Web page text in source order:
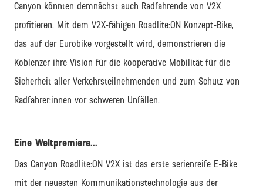
Canyon könnten demnächst auch Radfahrende von V2X
profitieren. Mit dem V2X-fähigen Roadlite:ON Konzept-Bike,
das auf der Eurobike vorgestellt wird, demonstrieren die
Koblenzer ihre Vision für die kooperative Mobilität für die
Sicherheit aller Verkehrsteilnehmenden und zum Schutz von
Radfahrer:innen vor schweren Unfällen.
Eine Weltpremiere...
Das Canyon Roadlite:ON V2X ist das erste serienreife E-Bike
mit der neuesten Kommunikationstechnologie aus der